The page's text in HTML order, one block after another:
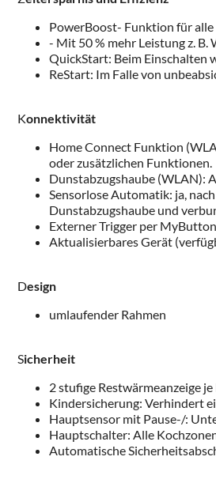
PowerBoost- Funktion für alle
- Mit 50 % mehr Leistung z. B.
QuickStart: Beim Einschalten
ReStart: Im Falle von
Konnektivität
Home Connect Funktion
oder zusätzlichen Funktionen.
Dunstabzugshaube (WLAN):
Sensorlose Automatik: ja,
Dunstabzugshaube und
Externer Trigger per
Aktualisierbares Gerät
Design
umlaufender Rahmen
Sicherheit
2 stufige Restwärmeanzeige
Kindersicherung: Verhindert
Hauptsensor mit Pause-/:
Hauptschalter: Alle
Automatische